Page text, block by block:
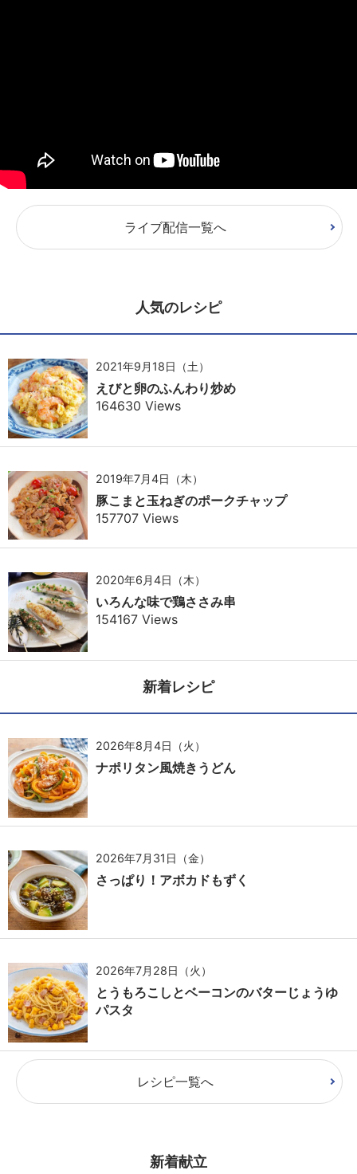
ライブ配信一覧へ
人気のレシピ
2021年9月18日（土）
えびと卵のふんわり炒め
164630 Views
2019年7月4日（木）
豚こまと玉ねぎのポークチャップ
157707 Views
2020年6月4日（木）
いろんな味で鶏ささみ串
154167 Views
新着レシピ
2026年8月4日（火）
ナポリタン風焼きうどん
2026年7月31日（金）
さっぱり！アボカドもずく
2026年7月28日（火）
とうもろこしとベーコンのバターじょうゆ
パスタ
レシピ一覧へ
新着献立